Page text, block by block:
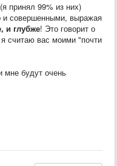
принял 99% из них)
и совершенными, выражая
и глубже! Это говорит о
я считаю вас моими "почти
мне будут очень